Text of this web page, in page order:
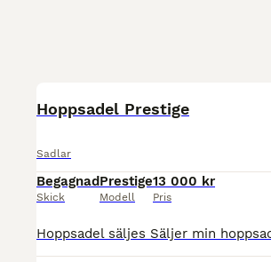
Hoppsadel Prestige
Sadlar
Begagnad
Skick
Prestige
Modell
13 000 kr
Pris